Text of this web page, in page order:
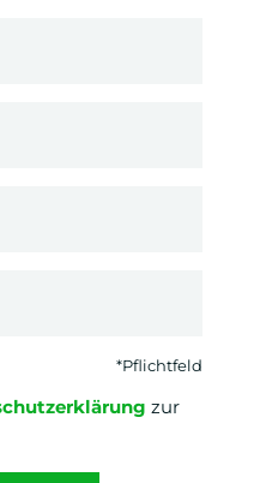
*Pflichtfeld
zur